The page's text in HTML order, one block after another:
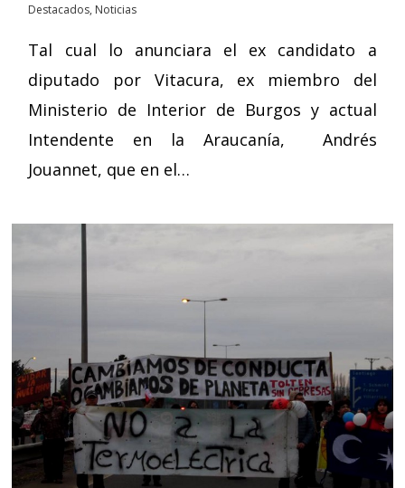
Destacados, Noticias
Tal cual lo anunciara el ex candidato a
diputado por Vitacura, ex miembro del
Ministerio de Interior de Burgos y actual
Intendente en la Araucanía, Andrés
Jouannet, que en el…